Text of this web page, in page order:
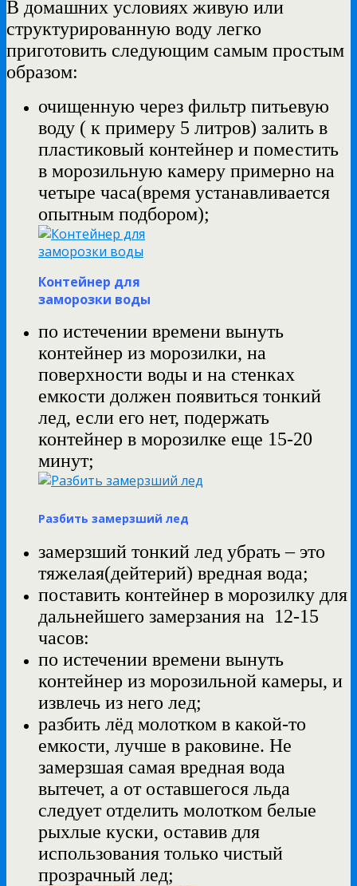
В домашних условиях живую или
структурированную воду легко
приготовить следующим самым простым
образом:
очищенную через фильтр питьевую
воду ( к примеру 5 литров) залить в
пластиковый контейнер и поместить
в морозильную камеру примерно на
четыре часа(время устанавливается
опытным подбором);
Контейнер для
заморозки воды
по истечении времени вынуть
контейнер из морозилки, на
поверхности воды и на стенках
емкости должен появиться тонкий
лед, если его нет, подержать
контейнер в морозилке еще 15-20
минут;
Разбить замерзший лед
замерзший тонкий лед убрать – это
тяжелая(дейтерий) вредная вода;
поставить контейнер в морозилку для
дальнейшего замерзания на 12-15
часов:
по истечении времени вынуть
контейнер из морозильной камеры, и
извлечь из него лед;
разбить лёд молотком в какой-то
емкости, лучше в раковине. Не
замерзшая самая вредная вода
вытечет, а от оставшегося льда
следует отделить молотком белые
рыхлые куски, оставив для
использования только чистый
прозрачный лед;